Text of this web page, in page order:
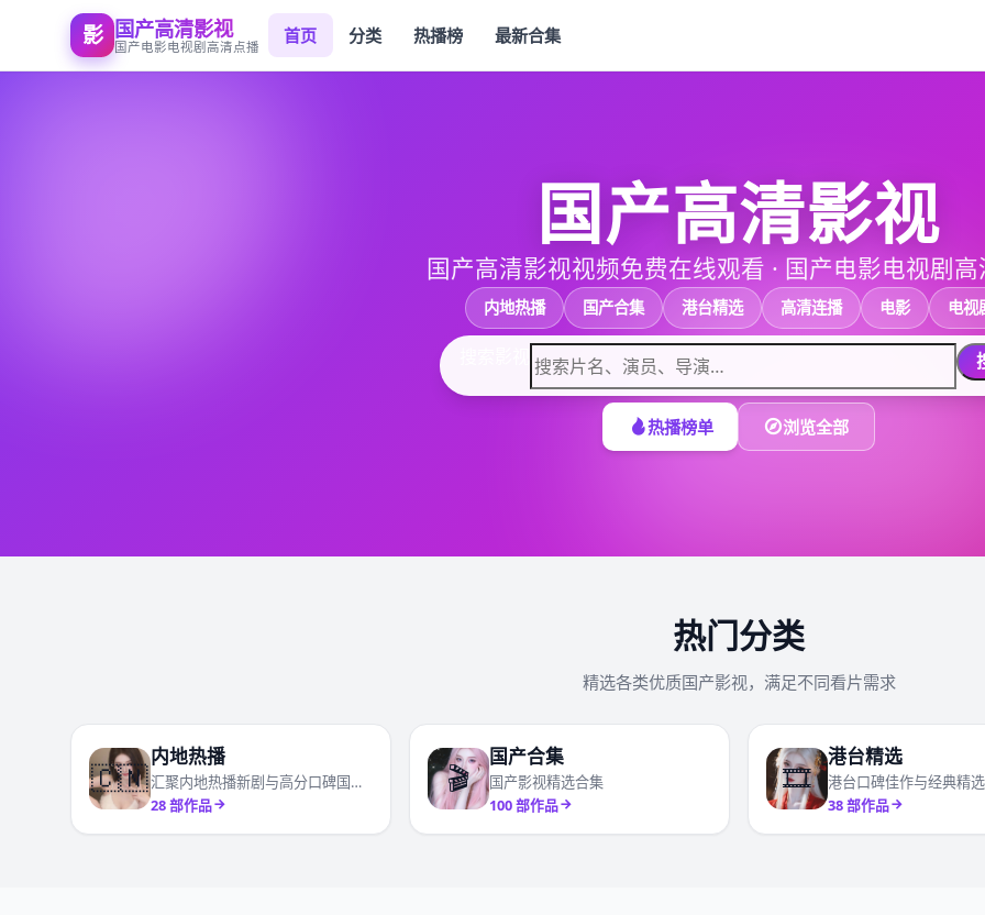
影 国产高清影视
国产电影电视剧高清点播
首页 分类 热播榜 最新合集
国产高清影视
国产高清影视视频免费在线观看 · 国产电影电视剧
内地热播 国产合集 港台精选 高清连播 电影 电视
热播榜单 浏览全部
热门分类
精选各类优质国产影视，满足不同看片需求
🇨🇳
内地热播
汇聚内地热播新剧与高分口碑国产剧
28部作品
🎬
国产合集
国产影视精选合集
100部作品
🎞️
港台精选
港台口碑佳作与经典精
38部作品